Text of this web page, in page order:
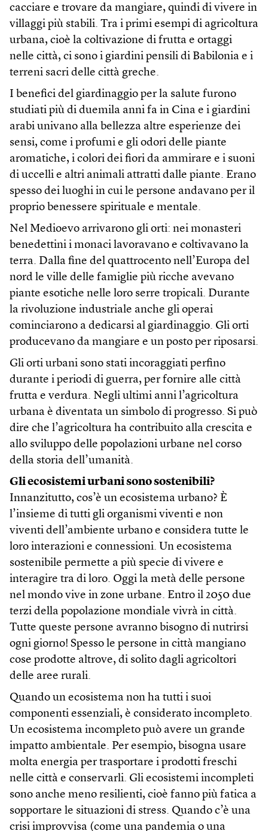
cacciare e trovare da mangiare, quindi di vivere in
villaggi più stabili. Tra i primi esempi di agricoltura
urbana, cioè la coltivazione di frutta e ortaggi
nelle città, ci sono i giardini pensili di Babilonia e i
terreni sacri delle città greche.
I benefici del giardinaggio per la salute furono
studiati più di duemila anni fa in Cina e i giardini
arabi univano alla bellezza altre esperienze dei
sensi, come i profumi e gli odori delle piante
aromatiche, i colori dei fiori da ammirare e i suoni
di uccelli e altri animali attratti dalle piante. Erano
spesso dei luoghi in cui le persone andavano per il
proprio benessere spirituale e mentale.
Nel Medioevo arrivarono gli orti: nei monasteri
benedettini i monaci lavoravano e coltivavano la
terra. Dalla fine del quattrocento nell’Europa del
nord le ville delle famiglie più ricche avevano
piante esotiche nelle loro serre tropicali. Durante
la rivoluzione industriale anche gli operai
cominciarono a dedicarsi al giardinaggio. Gli orti
producevano da mangiare e un posto per riposarsi.
Gli orti urbani sono stati incoraggiati perfino
durante i periodi di guerra, per fornire alle città
frutta e verdura. Negli ultimi anni l’agricoltura
urbana è diventata un simbolo di progresso. Si può
dire che l’agricoltura ha contribuito alla crescita e
allo sviluppo delle popolazioni urbane nel corso
della storia dell’umanità.
Gli ecosistemi urbani sono sostenibili?
Innanzitutto, cos’è un ecosistema urbano? È
l’insieme di tutti gli organismi viventi e non
viventi dell’ambiente urbano e considera tutte le
loro interazioni e connessioni. Un ecosistema
sostenibile permette a più specie di vivere e
interagire tra di loro. Oggi la metà delle persone
nel mondo vive in zone urbane. Entro il 2050 due
terzi della popolazione mondiale vivrà in città.
Tutte queste persone avranno bisogno di nutrirsi
ogni giorno! Spesso le persone in città mangiano
cose prodotte altrove, di solito dagli agricoltori
delle aree rurali.
Quando un ecosistema non ha tutti i suoi
componenti essenziali, è considerato incompleto.
Un ecosistema incompleto può avere un grande
impatto ambientale. Per esempio, bisogna usare
molta energia per trasportare i prodotti freschi
nelle città e conservarli. Gli ecosistemi incompleti
sono anche meno resilienti, cioè fanno più fatica a
sopportare le situazioni di stress. Quando c’è una
crisi improvvisa (come una pandemia o una